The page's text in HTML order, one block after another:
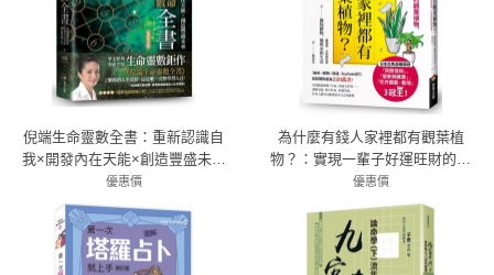
倪端生命靈數全書：重新認識自
我×開發內在天能×創造豐盛未來
(暢銷修訂版)
優惠價
79折 514元
為什麼有錢人家裡都有觀葉植
物？：實現一輩子好運旺財的觀
葉植物，打造旺財綠角落！
優惠價
79折 332元